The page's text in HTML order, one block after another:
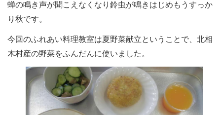
蝉の鳴き声が聞こえなくなり鈴虫が鳴きはじめもうすっか
り秋です。
今回のふれあい料理教室は夏野菜献立ということで、北相
木村産の野菜をふんだんに使いました。